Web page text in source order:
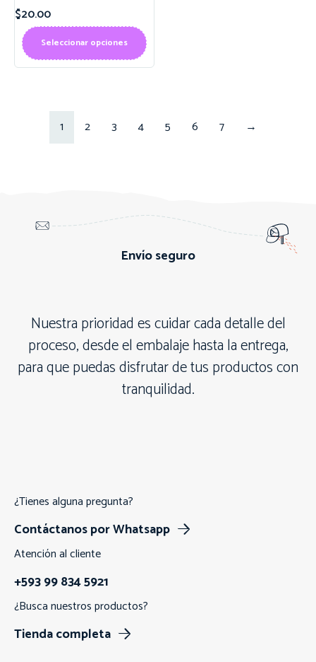
$20.00
Seleccionar opciones
1 2 3 4 5 6 7 →
Envío seguro
Nuestra prioridad es cuidar cada detalle del
proceso, desde el embalaje hasta la entrega,
para que puedas disfrutar de tus productos con
tranquilidad.
¿Tienes alguna pregunta?
Contáctanos por Whatsapp
Atención al cliente
+593 99 834 5921
¿Busca nuestros productos?
Tienda completa